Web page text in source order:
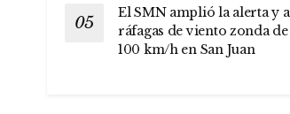
El SMN amplió la alerta y
ráfagas de viento zonda de
100 km/h en San Juan